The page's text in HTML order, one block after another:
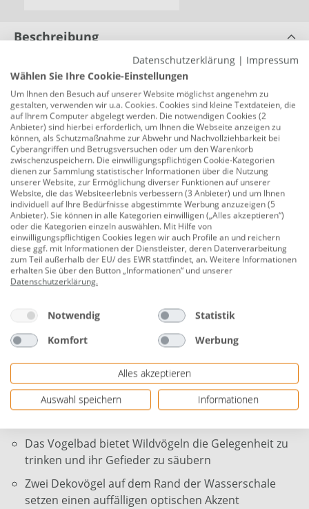
Beschreibung
Dobar Vogeltränke "Blatt-Paradies" 31 x
29,5 x 5,5 cm
Produktnummer:0689101654
Die edle Vogeltränke "Blatt-Paradies" ist ein
willkommener Treffpunkt für heimische Wildvögel in
Ihrem Garten, auf der Terrasse und auf dem Balkon.
Das einem Ahornblatt nachempfundene Vogelbad
besteht vollständig aus witterungsbeständiger
Keramik und bietet den Vögeln die Gelegenheit zu
trinken und ihr Gefieder zu säubern. Ein regelmäßiger
Austausch des Wassers, sowie die Reinigung der
Schale ist zu empfehlen, um Krankheiten vorzubeugen.
Auch wenn mal keine Badegäste in Sicht sind, ist die
anmutende Äußere das Vogelbecken zu einem
dekorativen Gestaltungselement für den Garten und
zwei Dekovögel auf dem Rand der Wasserschale setzen
einen weiteren auffälligen optischen Akzent. Die Maße
der Wasserstelle sind ca. 31 x 29,5 x 5,5 cm.
Das Vogelbecken besteht vollständig aus
Das Vogelbad bietet Wildvögeln die Gelegenheit zu
trinken und ihr Gefieder zu säubern
Zwei Dekovögel auf dem Rand der Wasserschale
setzen einen auffälligen optischen Akzent
Datenschutzerklärung | Impressum
Wählen Sie Ihre Cookie-Einstellungen
Um Ihnen den Besuch auf unserer Website möglichst angenehm zu
gestalten, verwenden wir u.a. Cookies. Cookies sind kleine Textdateien, die
auf Ihrem Computer abgelegt werden. Die notwendigen Cookies (2
Anbieter) sind hierbei erforderlich, um Ihnen die Webseite anzeigen zu
können, als Schutzmaßnahme zur Abwehr und Nachvollziehbarkeit bei
Cyberangriffen und Betrugsversuchen oder um den Warenkorb
zwischenzuspeichern. Die einwilligungspflichtigen Cookie-Kategorien
dienen zur Sammlung statistischer Informationen über die Nutzung
unserer Website, zur Ermöglichung diverser Funktionen auf unserer
Website, die das Websiteerlebnis verbessern (3 Anbieter) und um Ihnen
individuell auf Ihre Bedürfnisse abgestimmte Werbung anzuzeigen (5
Anbieter). Sie können in alle Kategorien einwilligen („Alles akzeptieren“)
oder die Kategorien einzeln auswählen. Mit Hilfe von
einwilligungspflichtigen Cookies legen wir auch Profile an und reichern
diese ggf. mit Informationen der Dienstleister, deren Datenverarbeitung
zum Teil außerhalb der EU/ des EWR stattfindet, an. Weitere Informationen
erhalten Sie über den Button „Informationen“ und unserer
Datenschutzerklärung.
Notwendig
Statistik
Komfort
Werbung
Alles akzeptieren
Auswahl speichern
Informationen